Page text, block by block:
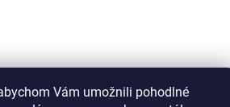
Vám umožnili pohodlné
Instagramu